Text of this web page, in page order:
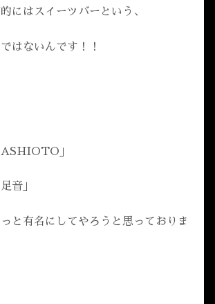
にはスイーツバーという、
はないんです！！
ASHIOTO」
音」
と有名にしてやろうと思っておりま